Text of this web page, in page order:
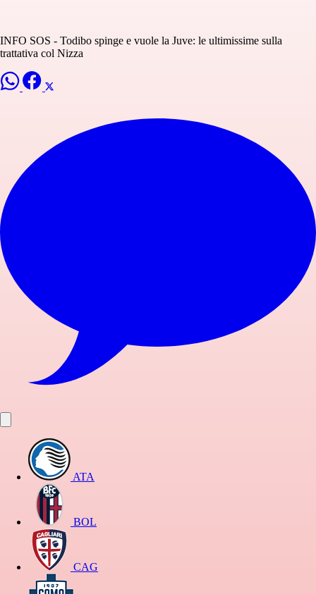
INFO SOS - Todibo spinge e vuole la Juve: le ultimissime sulla
trattativa col Nizza
ATA
BOL
CAG